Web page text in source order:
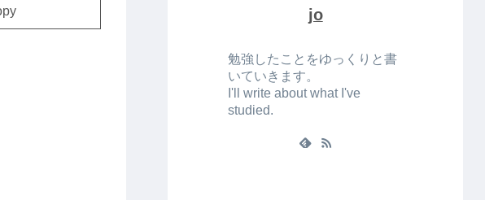
jo
勉強したことをゆっくりと書
いていきます。
I'll write about what I've
studied.